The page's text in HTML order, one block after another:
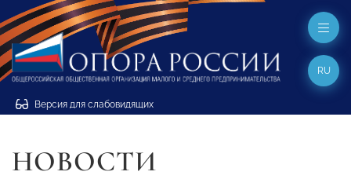
Версия для слабовидящих
RU
НОВОСТИ